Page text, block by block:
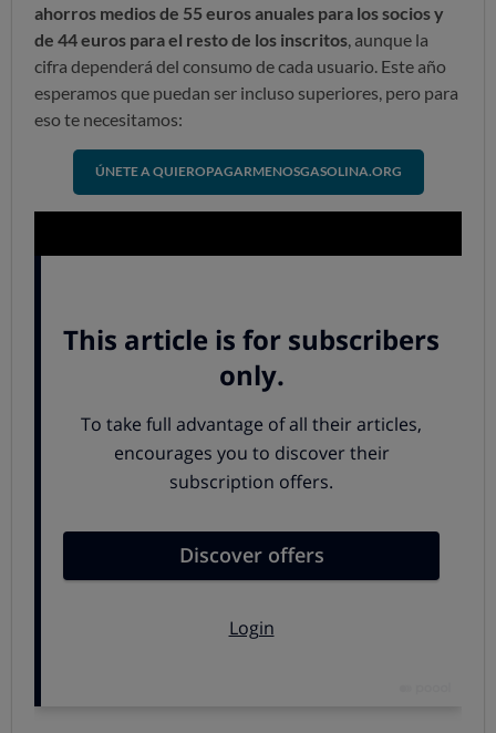
ahorros medios de 55 euros anuales para los socios y
de 44 euros para el resto de los inscritos , aunque la
cifra dependerá del consumo de cada usuario. Este año
esperamos que puedan ser incluso superiores, pero para
eso te necesitamos:
ÚNETE A QUIEROPAGARMENOSGASOLINA.ORG
¿Por qué una compra colectiva?
El objetivo de una compra colectiva es
buen número de clientes potenciales para poder